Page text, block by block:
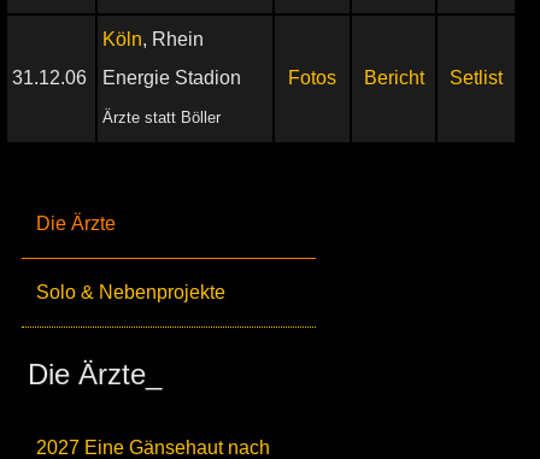
Die Ärzte
Solo & Nebenprojekte
Die Ärzte_
2027 Eine Gänsehaut nach
31.12.06
Köln, Rhein
Energie Stadion
Ärzte statt Böller
Fotos Bericht Setlist